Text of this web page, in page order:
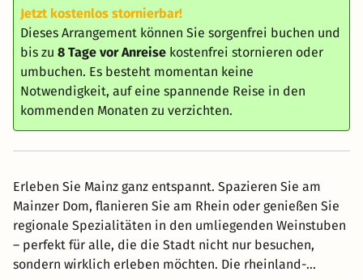
Jetzt kostenlos stornierbar!
Dieses Arrangement können Sie sorgenfrei buchen und
bis zu 8 Tage vor Anreise kostenfrei stornieren oder
umbuchen. Es besteht momentan keine
Notwendigkeit, auf eine spannende Reise in den
kommenden Monaten zu verzichten.
Erleben Sie Mainz ganz entspannt. Spazieren Sie am
Mainzer Dom, flanieren Sie am Rhein oder genießen Sie
regionale Spezialitäten in den umliegenden Weinstuben
– perfekt für alle, die die Stadt nicht nur besuchen,
sondern wirklich erleben möchten. Die rheinland-